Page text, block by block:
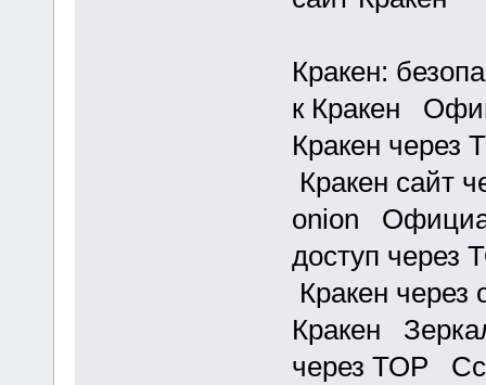
Кракен:
к Кракен
Кракен
Кракен сайт
onion
доступ через
Кракен
Кракен
через ТОР